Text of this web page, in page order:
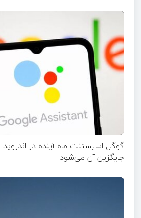
گوگل اسیستنت ماه آینده در اندروید
جایگزین آن می‌شود